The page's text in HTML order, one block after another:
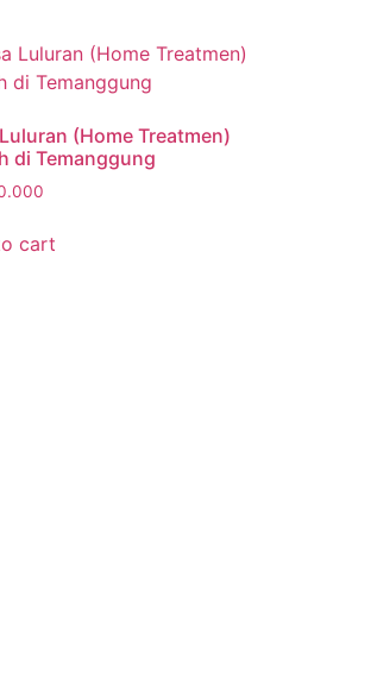
(Home Treatmen)
di Temanggung
cart